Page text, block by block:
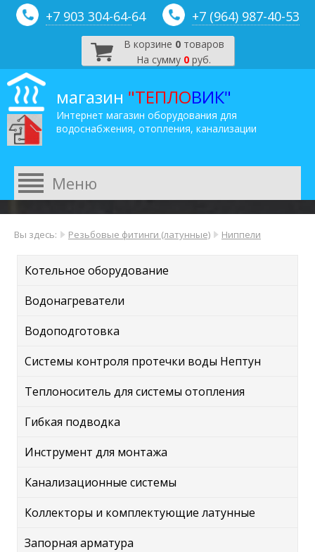
+7 903 304-64-64 +7 (964) 987-40-53
В корзине 0товаров
На сумму 0 руб.
магазин "ТЕПЛОВИК"
Интернет магазин оборудования для
водоснабжения, отопления, канализации
Вы здесь: Резьбовые фитинги (латунные) Ниппели
Котельное оборудование
Водонагреватели
Водоподготовка
Системы контроля протечки воды Нептун
Теплоноситель для системы отопления
Гибкая подводка
Инструмент для монтажа
Канализационные системы
Коллекторы и комплектующие латунные
Запорная арматура